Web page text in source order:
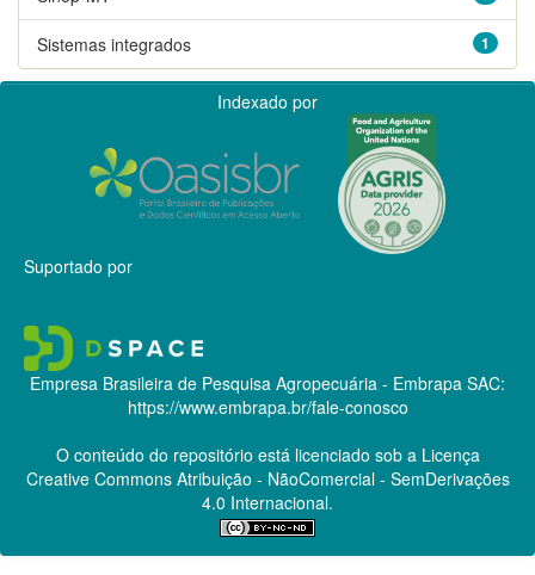
1
Sistemas integrados
Indexado por
Suportado por
Empresa Brasileira de Pesquisa Agropecuária - Embrapa SAC:
https://www.embrapa.br/fale-conosco
O conteúdo do repositório está licenciado sob a Licença
Creative CommonsAtribuição - NãoComercial - SemDerivações
4.0 Internacional.